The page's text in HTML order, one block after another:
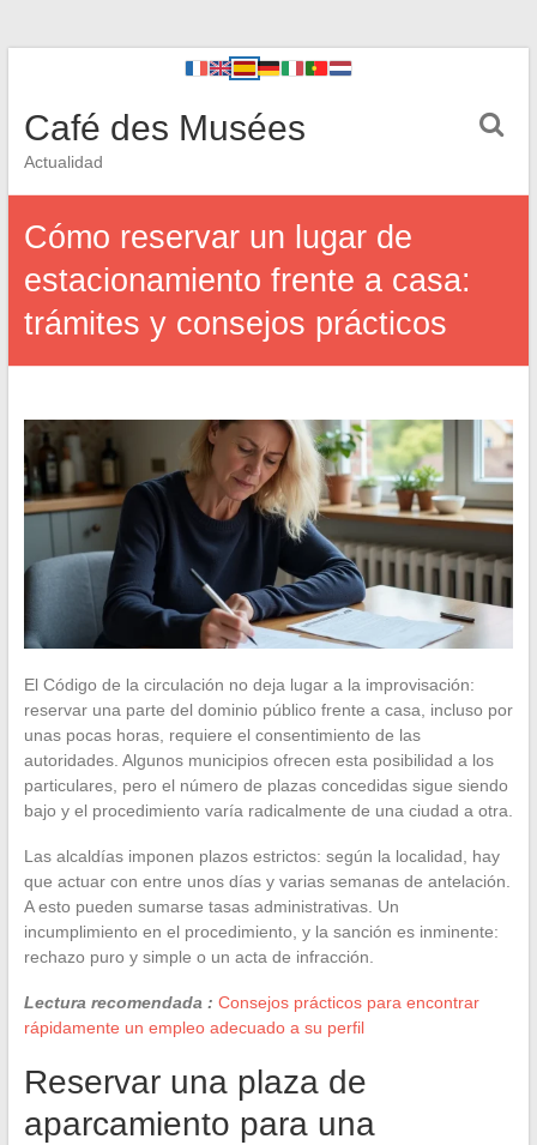
Café des Musées
Actualidad
Cómo reservar un lugar de
estacionamiento frente a casa:
trámites y consejos prácticos
El Código de la circulación no deja lugar a la improvisación:
reservar una parte del dominio público frente a casa, incluso por
unas pocas horas, requiere el consentimiento de las
autoridades. Algunos municipios ofrecen esta posibilidad a los
particulares, pero el número de plazas concedidas sigue siendo
bajo y el procedimiento varía radicalmente de una ciudad a otra.
Las alcaldías imponen plazos estrictos: según la localidad, hay
que actuar con entre unos días y varias semanas de antelación.
A esto pueden sumarse tasas administrativas. Un
incumplimiento en el procedimiento, y la sanción es inminente:
rechazo puro y simple o un acta de infracción.
Lectura recomendada : Consejos prácticos para encontrar
rápidamente un empleo adecuado a su perfil
Reservar una plaza de
aparcamiento para una